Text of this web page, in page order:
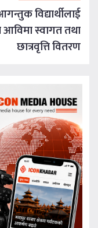
विद्यार्थीलाई
आविमा स्वागत तथा
छात्रवृत्ति वितरण